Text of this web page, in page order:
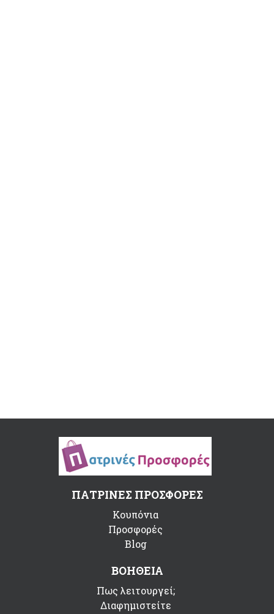
ΠΑΤΡΙΝΕΣ ΠΡΟΣΦΟΡΕΣ
Κουπόνια
Προσφορές
Blog
ΒΟΗΘΕΙΑ
Πως λειτουργεί;
Διαφημιστείτε